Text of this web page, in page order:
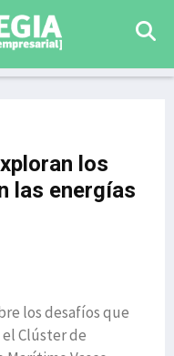
los
las energías
los desafíos que
Clúster de